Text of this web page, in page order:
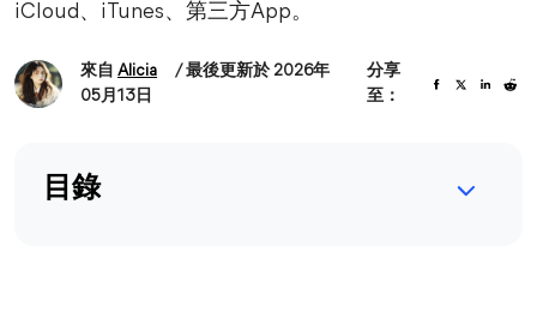
iCloud、iTunes、第三方App。
來自 Alicia
/ 最後更新於 2026年
05月13日
分享
至：
目錄